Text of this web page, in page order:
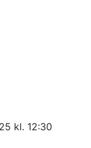
kl. 12:30